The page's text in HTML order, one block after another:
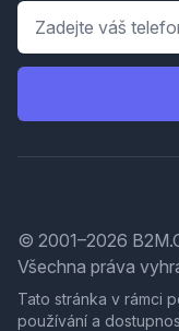
Telefon
© 2001–2026
Všechna práva
Tato stránka v rámci
používání a